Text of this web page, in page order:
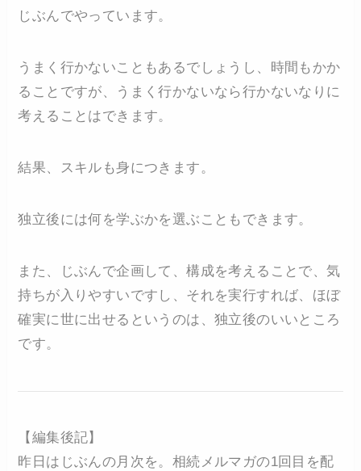
じぶんでやっています。
うまく行かないこともあるでしょうし、時間もかか
ることですが、うまく行かないなら行かないなりに
考えることはできます。
結果、スキルも身につきます。
独立後には何を学ぶかを選ぶこともできます。
また、じぶんで企画して、構成を考えることで、気
持ちが入りやすいですし、それを実行すれば、ほぼ
確実に世に出せるというのは、独立後のいいところ
です。
【編集後記】
昨日はじぶんの月次を。相続メルマガの1回目を配